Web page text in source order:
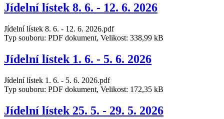
Jídelní lístek 8. 6. - 12. 6. 2026
Jídelní lístek 8. 6. - 12. 6. 2026.pdf
Typ souboru: PDF dokument, Velikost: 338,99 kB
Jídelní lístek 1. 6. - 5. 6. 2026
Jídelní lístek 1. 6. - 5. 6. 2026.pdf
Typ souboru: PDF dokument, Velikost: 172,35 kB
Jídelní lístek 25. 5. - 29. 5. 2026